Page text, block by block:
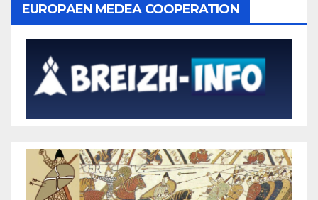
EUROPAEN MEDEA COOPERATION